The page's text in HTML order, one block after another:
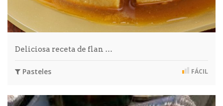
Deliciosa receta de flan …
Pasteles FÁCIL